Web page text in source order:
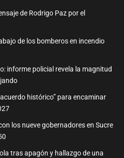
de Rodrigo Paz por el
de los bomberos en incendio
informe policial revela la magnitud
histórico” para encaminar
los nueve gobernadores en Sucre
tras apagón y hallazgo de una